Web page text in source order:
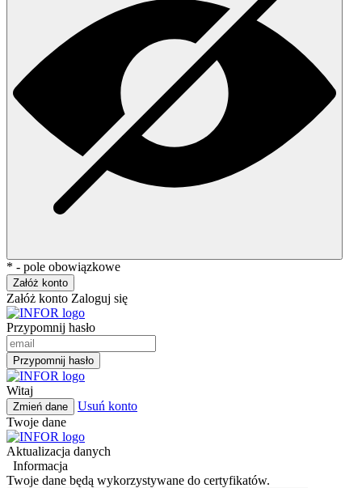
* - pole obowiązkowe
Załóż konto
Załóż konto Zaloguj się
Przypomnij hasło
Przypomnij hasło
Witaj
Zmień dane
Usuń konto
Twoje dane
Aktualizacja danych
Informacja
Twoje dane będą wykorzystywane do certyfikatów.